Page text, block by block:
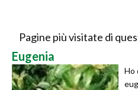
Pagine più visitate di
Eugenia
Ho